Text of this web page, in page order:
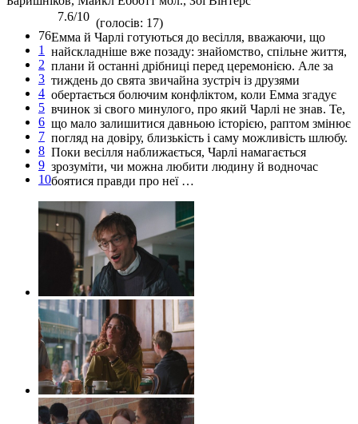
76
1
2
3
4
5
6
7
8
9
10
7.6/10 (голосів: 17)
Емма й Чарлі готуються до весілля, вважаючи, що
найскладніше вже позаду: знайомство, спільне життя,
плани й останні дрібниці перед церемонією. Але за
тиждень до свята звичайна зустріч із друзями
обертається болючим конфліктом, коли Емма згадує
вчинок зі свого минулого, про який Чарлі не знав. Те,
що мало залишитися давньою історією, раптом змінює
погляд на довіру, близькість і саму можливість шлюбу.
Поки весілля наближається, Чарлі намагається
зрозуміти, чи можна любити людину й водночас
боятися правди про неї …